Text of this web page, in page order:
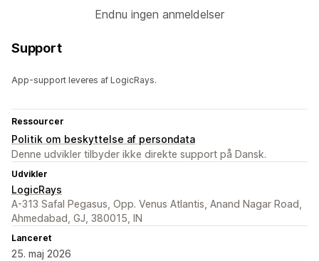
Endnu ingen anmeldelser
Support
App-support leveres af LogicRays.
Ressourcer
Politik om beskyttelse af persondata
Denne udvikler tilbyder ikke direkte support på Dansk.
Udvikler
LogicRays
A-313 Safal Pegasus, Opp. Venus Atlantis, Anand Nagar Road,
Ahmedabad, GJ, 380015, IN
Lanceret
25. maj 2026